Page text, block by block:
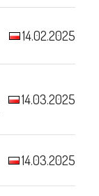
14.02.2025
14.03.2025
14.03.2025